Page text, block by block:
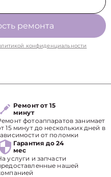
ремонта
конфиденциальности
Ремонт от 15
минут
фотоаппаратов занимает
15 минут до нескольких дней в
от поломки
Гарантия до 24
мес
услуги и запчасти
нашей